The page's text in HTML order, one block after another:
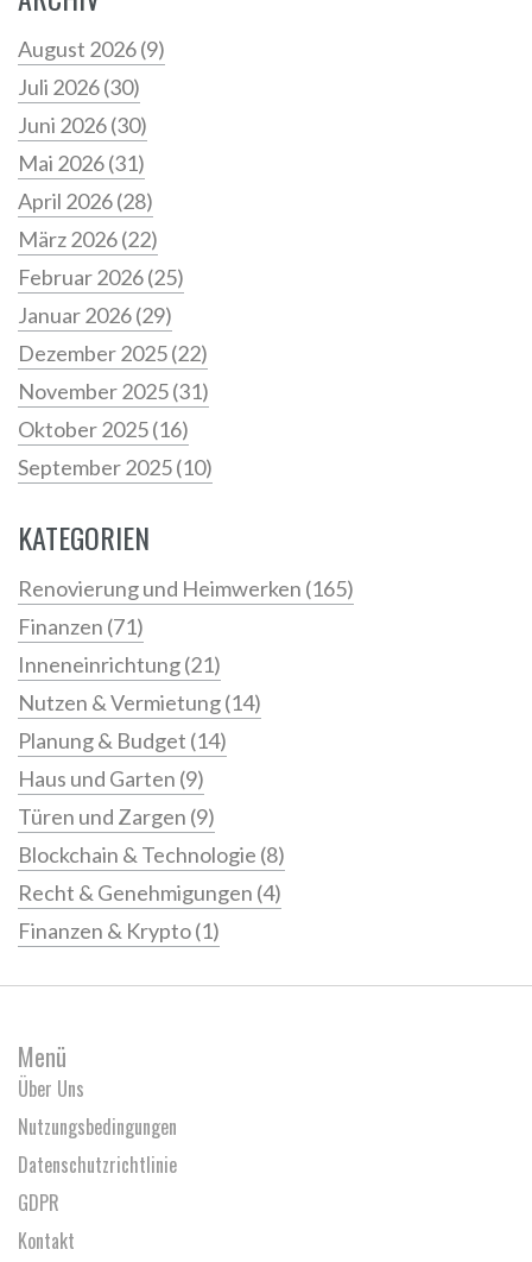
August 2026(9)
Juli 2026(30)
Juni 2026(30)
Mai 2026(31)
April 2026(28)
März 2026(22)
Februar 2026(25)
Januar 2026(29)
Dezember 2025(22)
November 2025(31)
Oktober 2025(16)
September 2025(10)
KATEGORIEN
Renovierung und Heimwerken (165)
Finanzen (71)
Inneneinrichtung(21)
Nutzen & Vermietung(14)
Planung & Budget (14)
Haus und Garten (9)
Türen und Zargen (9)
Blockchain & Technologie (8)
Recht & Genehmigungen (4)
Finanzen & Krypto(1)
Menü
Über Uns
Nutzungsbedingungen
Datenschutzrichtlinie
GDPR
Kontakt